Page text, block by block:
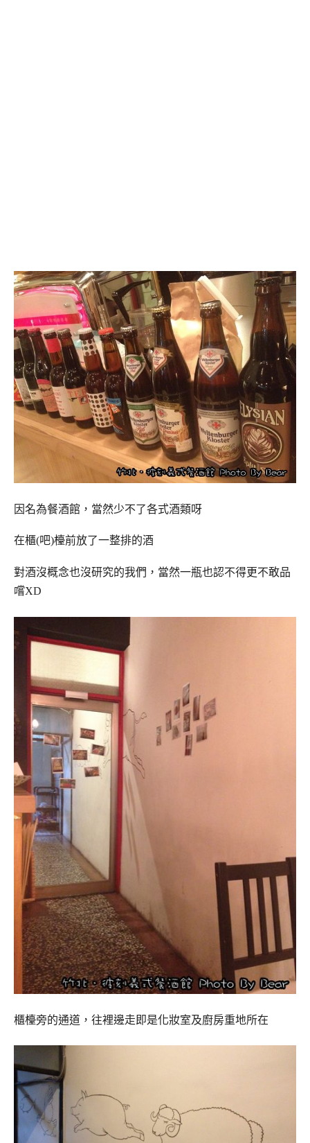
因名為餐酒館，當然少不了各式酒類呀
在櫃(吧)檯前放了一整排的酒
對酒沒概念也沒研究的我們，當然一瓶也認不得更不敢品
嚐XD
櫃檯旁的通道，往裡邊走即是化妝室及廚房重地所在